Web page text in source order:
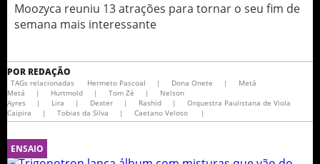
Moozyca reuniu 13 atrações para tornar o seu fim de
semana mais interessante
POR REDAÇÃO
TAGs relacionadas Hermeto Pascoal | Dona Onete |
Metá
Metá
| Hurtmold | Tom Zé |
Nelson
Ayres
| Lira | Dexter | Rashid |
Orquestra Paulistana de Viola
Caipira
| Tobias da Silva | Caetano Veloso |
ENSAIO